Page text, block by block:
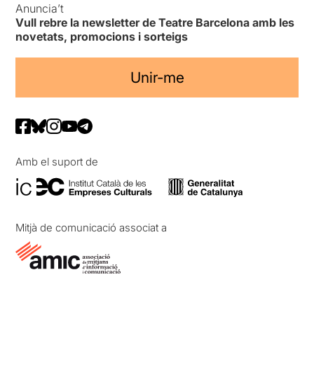
Anuncia’t
Vull rebre la newsletter de Teatre Barcelona amb les
novetats, promocions i sorteigs
Unir-me
Amb el suport de
Mitjà de comunicació associat a